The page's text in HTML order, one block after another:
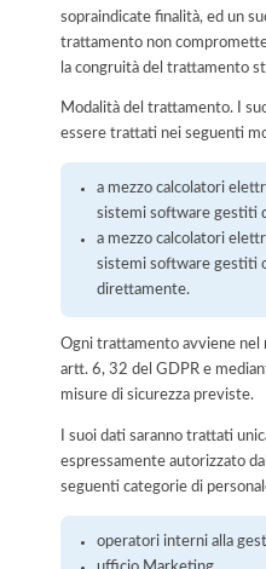
sopraindicate finalità, ed un
trattamento non
la congruità del trattamento
Modalità del trattamento. I
essere trattati nei seguenti
a mezzo calcolatori
sistemi software gestiti
a mezzo calcolatori
sistemi software gestiti
direttamente.
Ogni trattamento avviene nel
artt. 6, 32 del GDPR e
misure di sicurezza previste.
I suoi dati saranno trattati
espressamente autorizzato
seguenti categorie di
operatori interni alla